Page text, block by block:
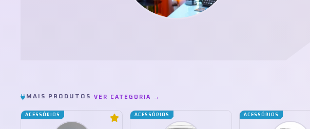
MAIS PRODUTOS VER CATEGORIA →
ACESSÓRIOS ACESSÓRIOS ACESSÓRIOS